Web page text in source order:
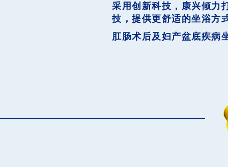
采用创新科技，康兴倾力
技，提供更舒适的坐浴方
肛肠术后及妇产盆底疾病